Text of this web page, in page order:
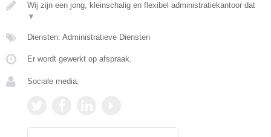
Wij zijn een jong, kleinschalig en flexibel administratiekantoor dat
▼
Diensten: Administratieve Diensten
Er wordt gewerkt op afspraak.
Sociale media: